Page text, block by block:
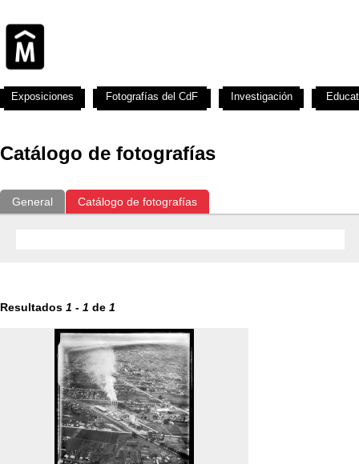
Catálogo de fotografías
General Catálogo de fotografías
Resultados 1 - 1 de 1
Exposiciones Fotografías del CdF Investigación